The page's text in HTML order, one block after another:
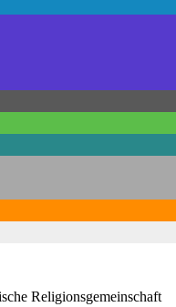
Religionsgemeinschaft